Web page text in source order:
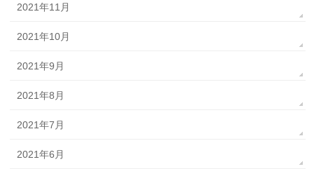
2021年11月
2021年10月
2021年9月
2021年8月
2021年7月
2021年6月